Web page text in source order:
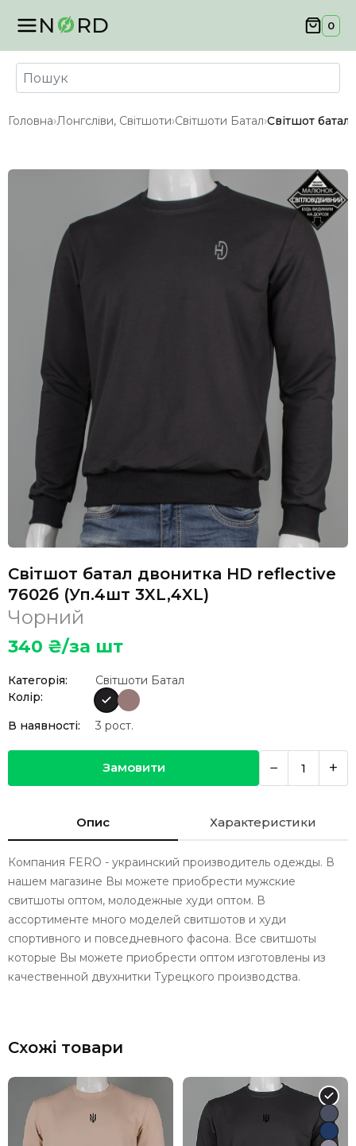
N RD 0
Головна›Лонгсліви, Світшоти›Світшоти Батал›Світшот
Світшот батал двонитка HD reflective
7602б (Уп.4шт 3XL,4XL)
Чорний
340 ₴/за шт
Категорія:
Світшоти Батал
Колір:
В наявності:
3 рост.
Замовити − +
Опис Характеристики
Компания FERO - украинский производитель одежды. В
нашем магазине Вы можете приобрести мужские
свитшоты оптом, молодежные худи оптом. В
ассортименте много моделей свитшотов и худи
спортивного и повседневного фасона. Все свитшоты
которые Вы можете приобрести оптом изготовлены из
качественной двухнитки Турецкого производства.
Схожі товари